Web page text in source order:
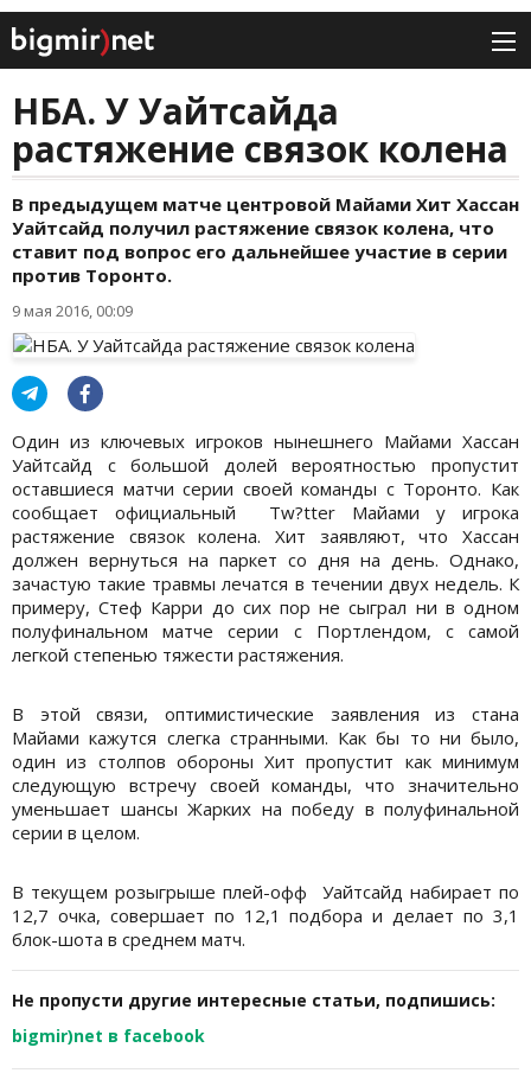
НБА. У Уайтсайда
растяжение связок колена
В предыдущем матче центровой Майами Хит Хассан
Уайтсайд получил растяжение связок колена, что
ставит под вопрос его дальнейшее участие в серии
против Торонто.
9 мая 2016, 00:09
Один из ключевых игроков нынешнего Майами Хассан
Уайтсайд с большой долей вероятностью пропустит
оставшиеся матчи серии своей команды с Торонто. Как
сообщает официальный Tw?tter Майами у игрока
растяжение связок колена. Хит заявляют, что Хассан
должен вернуться на паркет со дня на день. Однако,
зачастую такие травмы лечатся в течении двух недель. К
примеру, Стеф Карри до сих пор не сыграл ни в одном
полуфинальном матче серии с Портлендом, с самой
легкой степенью тяжести растяжения.
В этой связи, оптимистические заявления из стана
Майами кажутся слегка странными. Как бы то ни было,
один из столпов обороны Хит пропустит как минимум
следующую встречу своей команды, что значительно
уменьшает шансы Жарких на победу в полуфинальной
серии в целом.
В текущем розыгрыше плей-офф Уайтсайд набирает по
12,7 очка, совершает по 12,1 подбора и делает по 3,1
блок-шота в среднем матч.
Не пропусти другие интересные статьи, подпишись:
bigmir)net в facebook